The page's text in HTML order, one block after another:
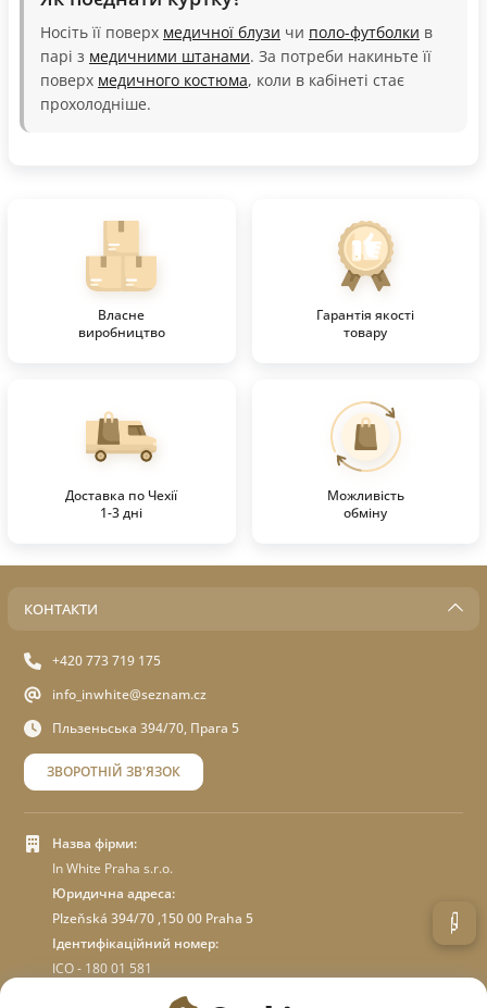
Носіть її поверх медичної блузи чи поло-футболки в
парі з медичними штанами. За потреби накиньте її
поверх медичного костюма, коли в кабінеті стає
прохолодніше.
Власне
виробництво
Гарантія якості
товару
Доставка по Чехії
1-3 дні
Можливість
обміну
КОНТАКТИ
+420 773 719 175
info_inwhite@seznam.cz
Пльзеньська 394/70, Прага 5
ЗВОРОТНІЙ ЗВ'ЯЗОК
Назва фірми:
In White Praha s.r.o.
Юридична адреса:
Plzeňská 394/70 ,150 00 Praha 5
Ідентифікаційний номер:
ICO - 180 01 581